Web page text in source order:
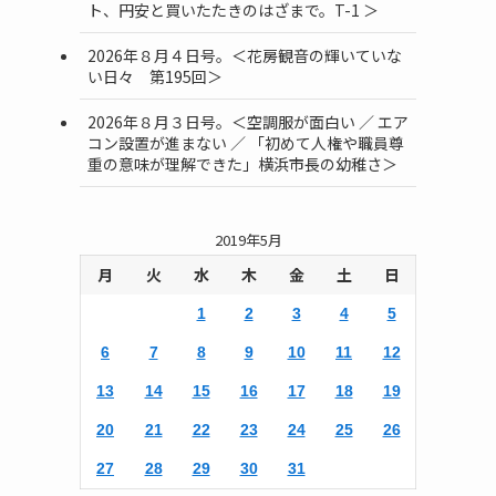
ト、円安と買いたたきのはざまで。T-1 ＞
2026年８月４日号。＜花房観音の輝いていな
い日々 第195回＞
2026年８月３日号。＜空調服が面白い ／ エア
コン設置が進まない ／ 「初めて人権や職員尊
重の意味が理解できた」横浜市長の幼稚さ＞
2019年5月
月 火 水 木 金 土 日
1 2 3 4 5
6 7 8 9 10 11 12
13 14 15 16 17 18 19
20 21 22 23 24 25 26
27 28 29 30 31